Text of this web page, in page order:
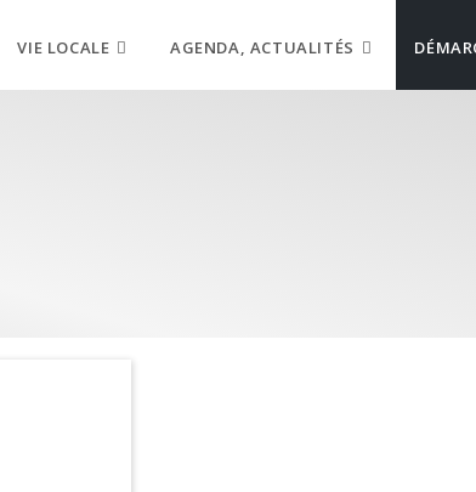
VIE LOCALE AGENDA, ACTUALITÉS